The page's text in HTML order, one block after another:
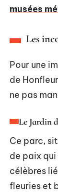
musées
Les
Pour une
de
ne pas
Le Jardin
Ce parc,
de paix
célèbres
fleuries et